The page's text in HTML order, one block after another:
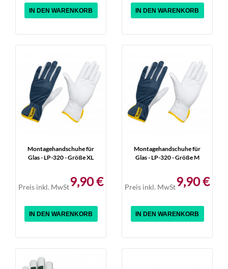
IN DEN WARENKORB IN DEN WARENKORB
Montagehandschuhe für
Glas - LP-320 - Größe XL
Preis inkl. MwSt9,90 €
IN DEN WARENKORB
Montagehandschuhe für
Glas - LP-320 - Größe M
Preis inkl. MwSt9,90 €
IN DEN WARENKORB